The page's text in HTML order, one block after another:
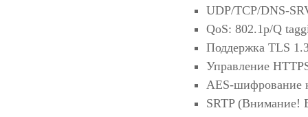
UDP/TCP/DNS-
QoS: 802.1p/Q
Поддержка TLS
Управление
AES-шифрование
SRTP (Внимание!